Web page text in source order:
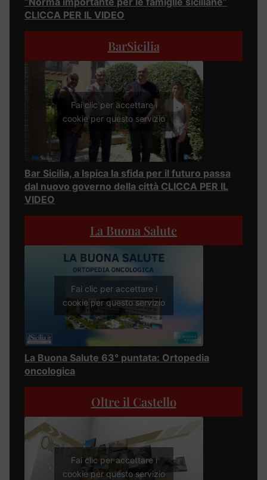
CLICCA PER IL VIDEO
BarSicilia
Fai clic per accettare i
cookie per questo servizio
Bar Sicilia, a Ispica la sfida per il futuro passa
dal nuovo governo della città CLICCA PER IL
VIDEO
La Buona Salute
Fai clic per accettare i
cookie per questo servizio
La Buona Salute 63° puntata: Ortopedia
oncologica
Oltre il Castello
Fai clic per accettare i
cookie per questo servizio